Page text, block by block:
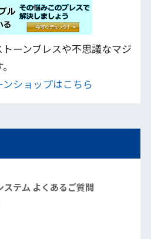
ーンブレスや不思議なマジ
ショップはこちら
ステム よくあるご質問